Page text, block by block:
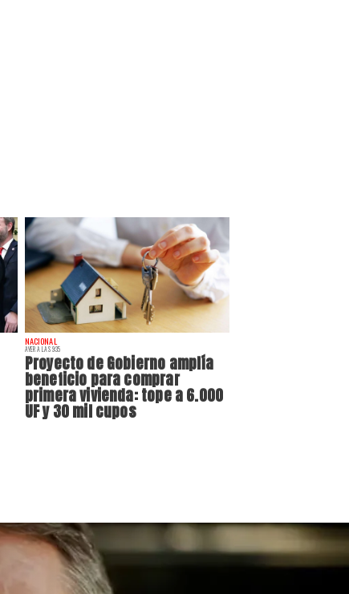
NACIONAL
AYER A LAS 9:35
Proyecto de Gobierno amplía
beneficio para comprar
primera vivienda: tope a 6.000
UF y 30 mil cupos